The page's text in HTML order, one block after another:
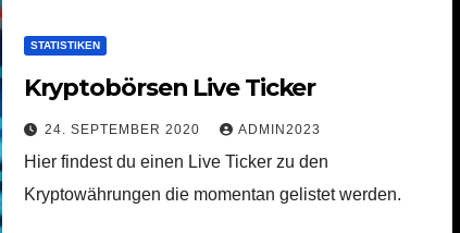
STATISTIKEN
Kryptobörsen Live Ticker
24. SEPTEMBER 2020 ADMIN2023
Hier findest du einen Live Ticker zu den
Kryptowährungen die momentan gelistet werden.